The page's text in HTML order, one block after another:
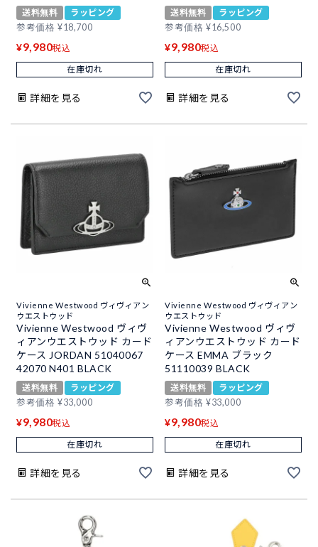
送料無料
ラッピング
参考価格 ¥18,700
¥9,980税込
在庫切れ
詳細を見る
送料無料
ラッピング
参考価格 ¥16,500
¥9,980税込
在庫切れ
詳細を見る
Vivienne Westwood ヴィヴィアン
ウエストウッド
Vivienne Westwood ヴィヴ
ィアンウエストウッド カード
ケース JORDAN 51040067
42070 N401 BLACK
送料無料
ラッピング
参考価格 ¥33,000
¥9,980税込
在庫切れ
詳細を見る
Vivienne Westwood ヴィヴィアン
ウエストウッド
Vivienne Westwood ヴィヴ
ィアンウエストウッド カード
ケース EMMA ブラック
51110039 BLACK
送料無料
ラッピング
参考価格 ¥33,000
¥9,980税込
在庫切れ
詳細を見る